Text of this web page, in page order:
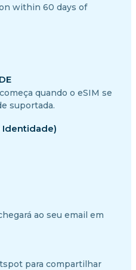
within 60 days of
quando o eSIM se
suportada.
Identidade)
ao seu email em
para compartilhar